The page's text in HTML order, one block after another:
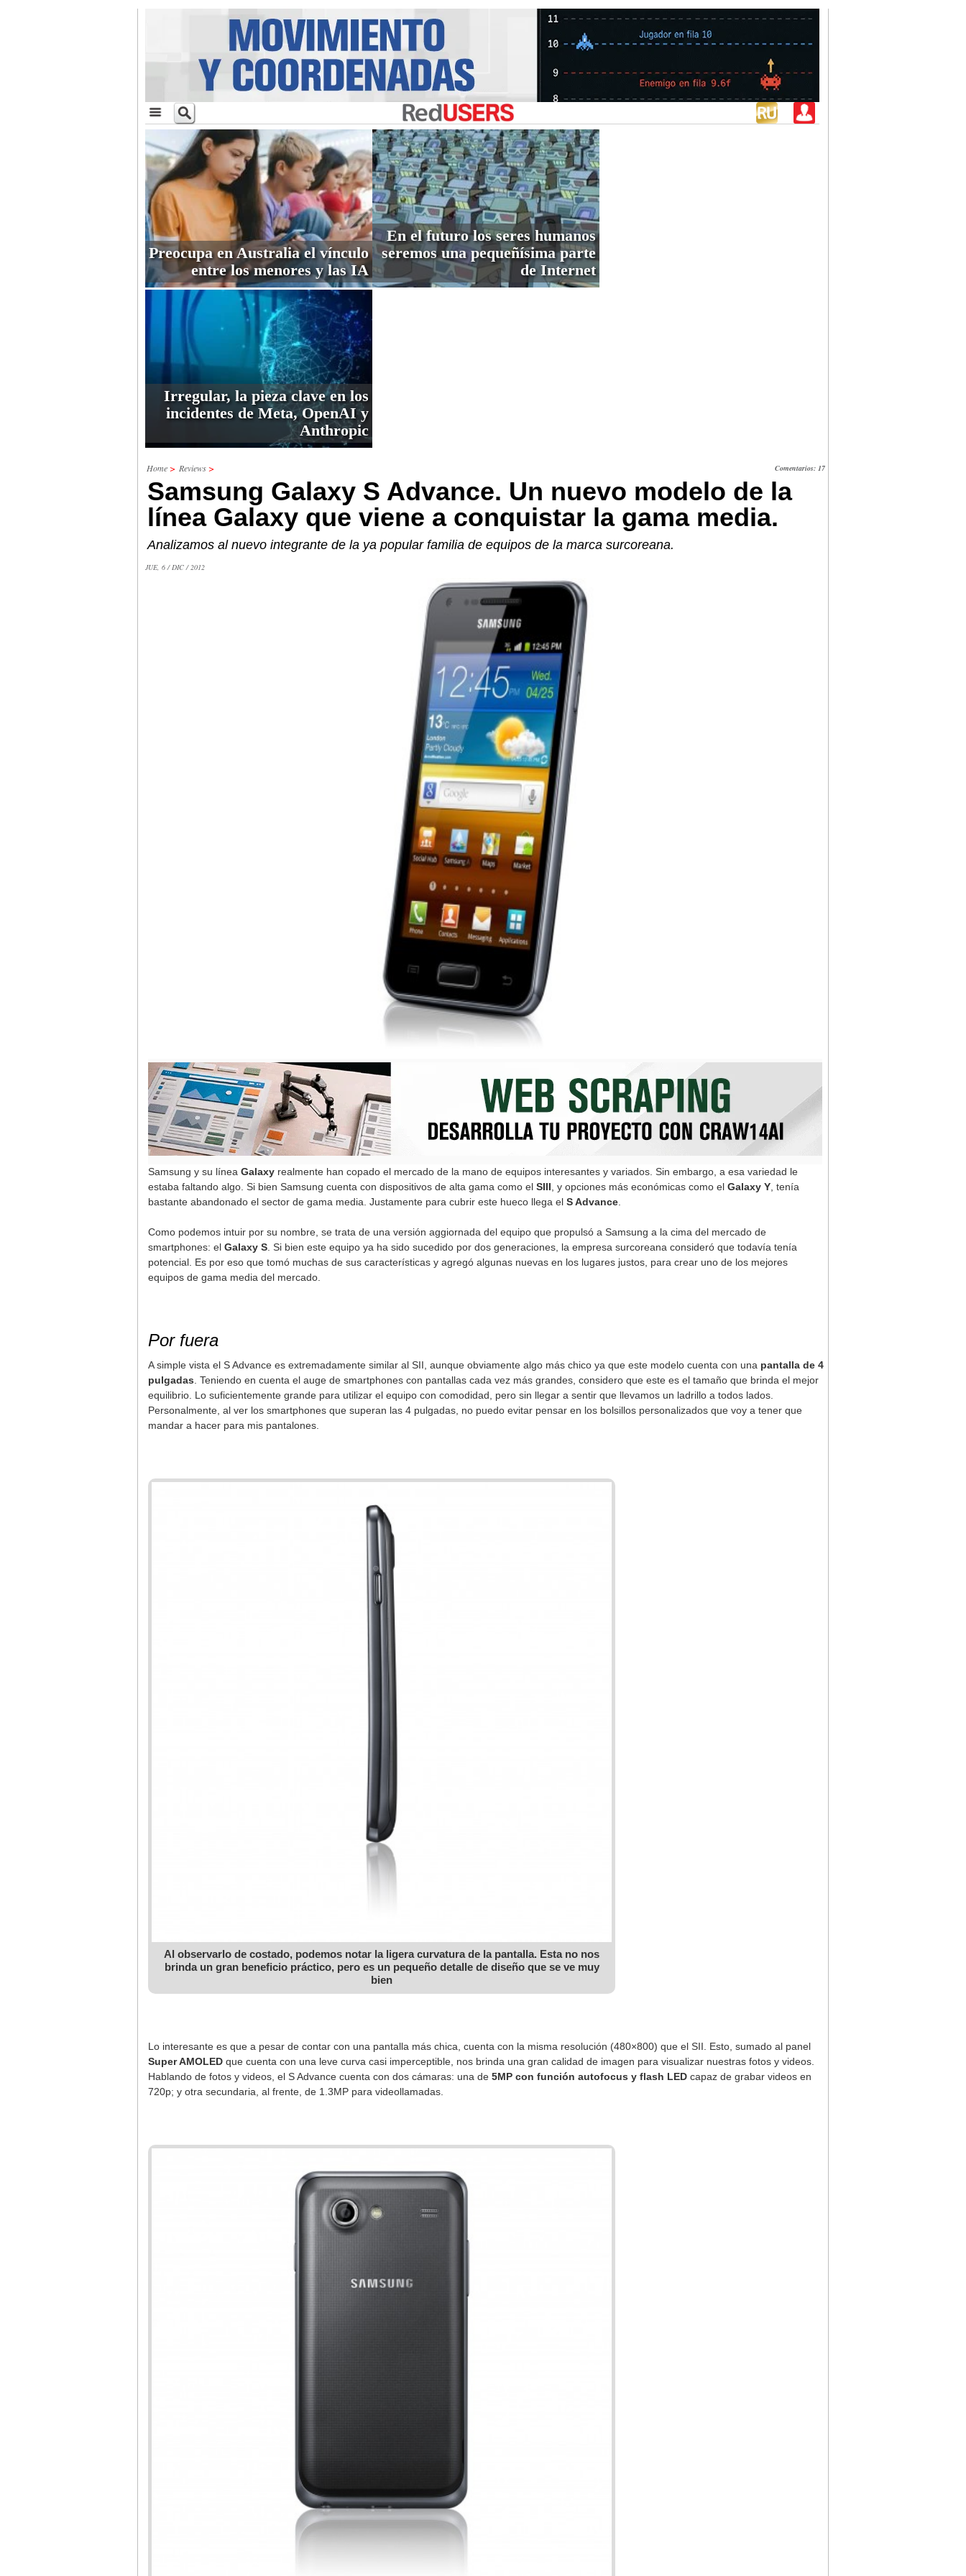
Preocupa en Australia el vínculo
entre los menores y las IA
En el futuro los seres humanos
seremos una pequeñísima parte
de Internet
Irregular, la pieza clave en los
incidentes de Meta, OpenAI y
Anthropic
Home> Reviews> Comentarios: 17
Samsung Galaxy S Advance. Un nuevo modelo de la
línea Galaxy que viene a conquistar la gama media.
Analizamos al nuevo integrante de la ya popular familia de equipos de la marca surcoreana.
JUE, 6 / DIC / 2012
Samsung y su línea Galaxy realmente han copado el mercado de la mano de equipos interesantes y variados. Sin embargo, a esa variedad le
estaba faltando algo. Si bien Samsung cuenta con dispositivos de alta gama como el SIII , y opciones más económicas como el Galaxy Y , tenía
bastante abandonado el sector de gama media. Justamente para cubrir este hueco llega el S Advance
Como podemos intuir por su nombre, se trata de una versión aggiornada del equipo que propulsó a Samsung a la cima del mercado de
smartphones: el Galaxy S . Si bien este equipo ya ha sido sucedido por dos generaciones, la empresa surcoreana consideró que todavía tenía
potencial. Es por eso que tomó muchas de sus características y agregó algunas nuevas en los lugares justos, para crear uno de los mejores
equipos de gama media del mercado.
Por fuera
A simple vista el S Advance es extremadamente similar al SII, aunque obviamente algo más chico ya que este modelo cuenta con una pantalla de 4
pulgadas . Teniendo en cuenta el auge de smartphones con pantallas cada vez más grandes, considero que este es el tamaño que brinda el mejor
equilibrio. Lo suficientemente grande para utilizar el equipo con comodidad, pero sin llegar a sentir que llevamos un ladrillo a todos lados.
Personalmente, al ver los smartphones que superan las 4 pulgadas, no puedo evitar pensar en los bolsillos personalizados que voy a tener que
mandar a hacer para mis pantalones.
Al observarlo de costado, podemos notar la ligera curvatura de la pantalla. Esta no nos
brinda un gran beneficio práctico, pero es un pequeño detalle de diseño que se ve muy
bien
Lo interesante es que a pesar de contar con una pantalla más chica, cuenta con la misma resolución (480×800) que el SII. Esto, sumado al panel
Super AMOLED que cuenta con una leve curva casi imperceptible, nos brinda una gran calidad de imagen para visualizar nuestras fotos y videos.
Hablando de fotos y videos, el S Advance cuenta con dos cámaras: una de 5MP con función autofocus y flash LED capaz de grabar videos en
720p; y otra secundaria, al frente, de 1.3MP para videollamadas.